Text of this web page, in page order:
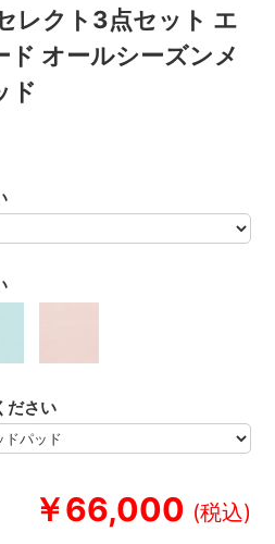
レクト3点セット エ
ド オールシーズンメ
ド
￥66,000
ださい